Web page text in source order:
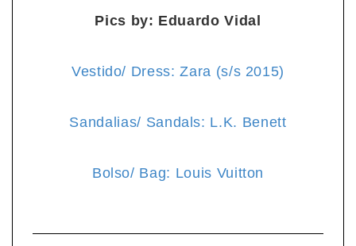
Pics by: Eduardo Vidal
Vestido/ Dress: Zara (s/s 2015)
Sandalias/ Sandals: L.K. Benett
Bolso/ Bag: Louis Vuitton